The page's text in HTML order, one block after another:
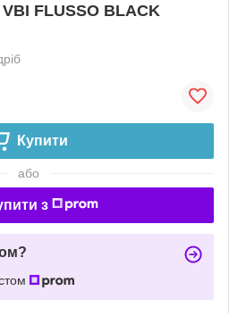
FLUSSO BLACK
Купити
або
з